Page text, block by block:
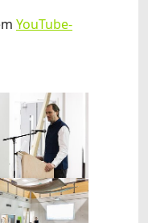
YouTube-
version
version